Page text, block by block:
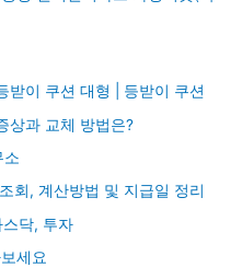
받이 쿠션 대형 | 등받이 쿠션
상과 교체 방법은?
소
회, 계산방법 및 지급일 정리
닥, 투자
세요